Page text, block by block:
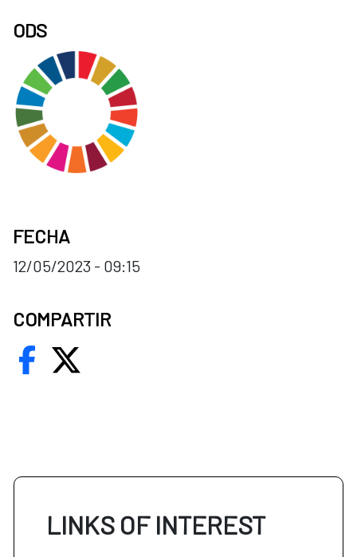
ODS
FECHA
12/05/2023 - 09:15
COMPARTIR
LINKS OF INTEREST